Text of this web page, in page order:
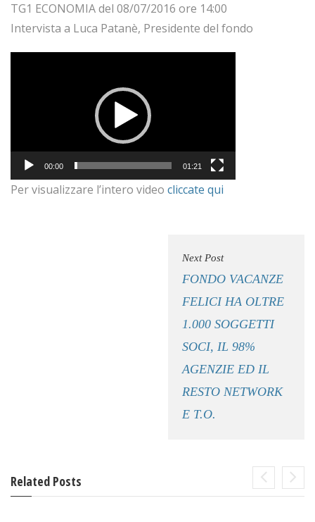
TG1 ECONOMIA del 08/07/2016 ore 14:00
Intervista a Luca Patanè, Presidente del fondo
00:00 01:21
Per visualizzare l’intero video cliccate qui
Next Post
FONDO VACANZE
FELICI HA OLTRE
1.000 SOGGETTI
SOCI, IL 98%
AGENZIE ED IL
RESTO NETWORK
E T.O.
Related Posts